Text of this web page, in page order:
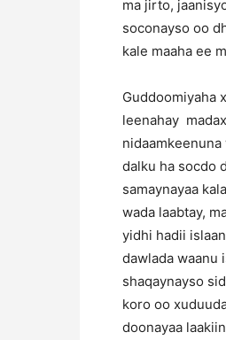
ma jirto,
soconayso oo
kale maaha ee
Guddoomiyaha
leenahay
nidaamkeenuna
dalku ha socdo
samaynayaa
wada laabtay,
yidhi hadii
dawlada waanu
shaqaynayso
koro oo
doonayaa